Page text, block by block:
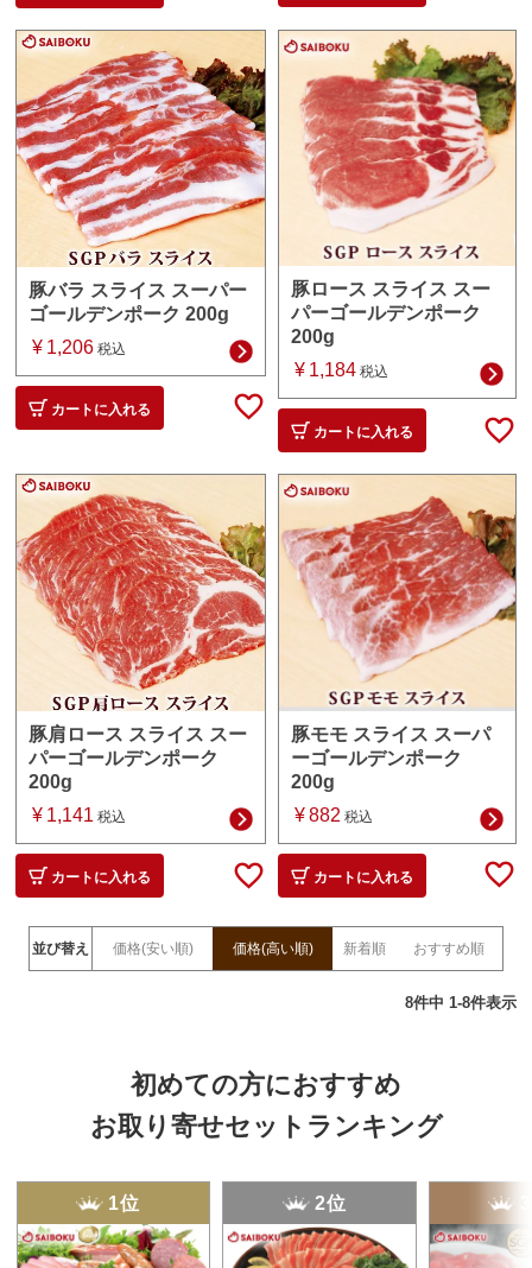
豚バラ スライス スーパー
ゴールデンポーク 200g
¥ 1,206 税込
カートに入れる
豚ロース スライス スー
パーゴールデンポーク
200g
¥ 1,184 税込
カートに入れる
豚肩ロース スライス スー
パーゴールデンポーク
200g
¥ 1,141 税込
カートに入れる
豚モモ スライス スーパ
ーゴールデンポーク
200g
¥882 税込
カートに入れる
並び替え 価格(安い順) 価格(高い順) 新着順 おすすめ順
8件中 1-8件表示
初めての方におすすめ
お取り寄せセットランキング
1位 2位